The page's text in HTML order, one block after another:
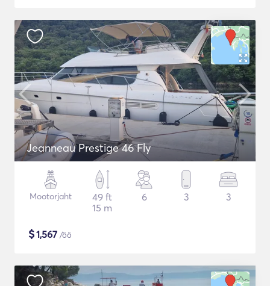
Jeanneau Prestige 46 Fly
Mootorjaht
49 ft
15 m
6 3 3
$1,567 /öö